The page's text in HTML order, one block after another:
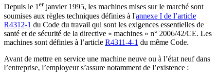
Depuis le 1erjanvier 1995, les machines mises sur le marché sont
soumises aux règles techniques définies à l'annexe I de l’article
R4312-1 du Code du travail qui sont les exigences essentielles de
santé et de sécurité de la directive « machines » n° 2006/42/CE. Les
machines sont définies à l’article R4311-4-1 du même Code.
Avant de mettre en service une machine neuve ou à l’état neuf dans
l’entreprise, l’employeur s’assure notamment de l’existence :